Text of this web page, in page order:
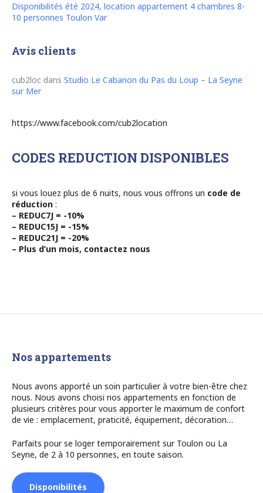
Disponibilités été 2024, location appartement 4 chambres 8-
10 personnes Toulon Var
Avis clients
cub2loc dans Studio Le Cabanon du Pas du Loup – La Seyne
sur Mer
https://www.facebook.com/cub2location
CODES REDUCTION DISPONIBLES
si vous louez plus de 6 nuits, nous vous offrons un code de
réduction :
– REDUC7J = -10%
– REDUC15J = -15%
– REDUC21J = -20%
– Plus d’un mois, contactez nous
Nos appartements
Nous avons apporté un soin particulier à votre bien-être chez
nous. Nous avons choisi nos appartements en fonction de
plusieurs critères pour vous apporter le maximum de confort
de vie : emplacement, praticité, équipement, décoration…
Parfaits pour se loger temporairement sur Toulon ou La
Seyne, de 2 à 10 personnes, en toute saison.
Disponibilités